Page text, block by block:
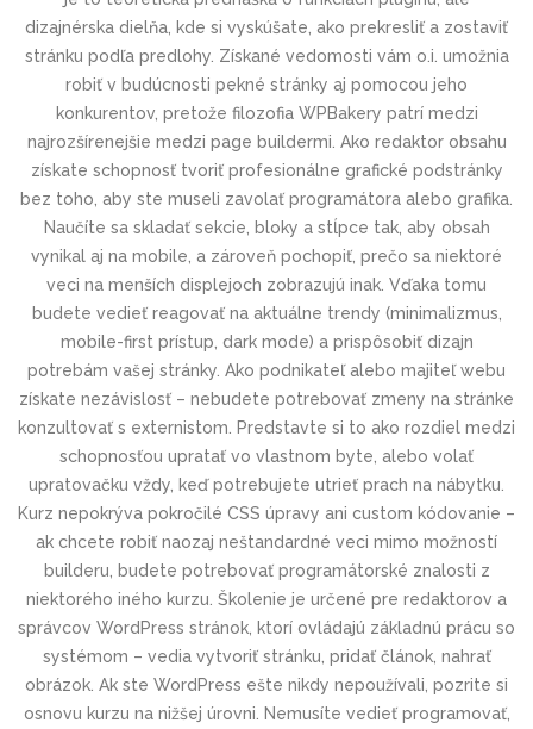
dizajnérska dielňa, kde si vyskúšate, ako prekresliť a zostaviť
stránku podľa predlohy. Získané vedomosti vám o.i. umožnia
robiť v budúcnosti pekné stránky aj pomocou jeho
konkurentov, pretože filozofia WPBakery patrí medzi
najrozšírenejšie medzi page buildermi. Ako redaktor obsahu
získate schopnosť tvoriť profesionálne grafické podstránky
bez toho, aby ste museli zavolať programátora alebo grafika.
Naučíte sa skladať sekcie, bloky a stĺpce tak, aby obsah
vynikal aj na mobile, a zároveň pochopiť, prečo sa niektoré
veci na menších displejoch zobrazujú inak. Vďaka tomu
budete vedieť reagovať na aktuálne trendy (minimalizmus,
mobile-first prístup, dark mode) a prispôsobiť dizajn
potrebám vašej stránky. Ako podnikateľ alebo majiteľ webu
získate nezávislosť – nebudete potrebovať zmeny na stránke
konzultovať s externistom. Predstavte si to ako rozdiel medzi
schopnosťou upratať vo vlastnom byte, alebo volať
upratovačku vždy, keď potrebujete utrieť prach na nábytku.
Kurz nepokrýva pokročilé CSS úpravy ani custom kódovanie –
ak chcete robiť naozaj neštandardné veci mimo možností
builderu, budete potrebovať programátorské znalosti z
niektorého iného kurzu. Školenie je určené pre redaktorov a
správcov WordPress stránok, ktorí ovládajú základnú prácu so
systémom – vedia vytvoriť stránku, pridať článok, nahrať
obrázok. Ak ste WordPress ešte nikdy nepoužívali, pozrite si
osnovu kurzu na nižšej úrovni. Nemusíte vedieť programovať,